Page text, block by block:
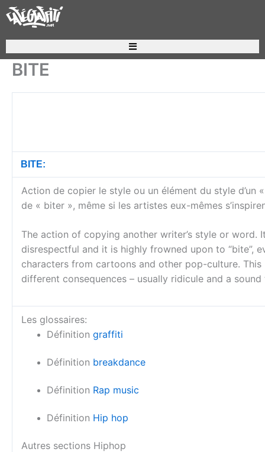
Aller
au
BITE
BITE:
Action de copier le style ou un élément du style d’un
de « biter », même si les artistes eux-mêmes
The action of copying another writer’s style or word.
disrespectful and it is highly frowned upon to “bite”,
characters from cartoons and other pop-culture.
different consequences – usually ridicule and a sound
Les glossaires:
Définitiongraffiti
Définition breakdance
Définition Rap music
Définition Hip hop
Autres sections Hiphop